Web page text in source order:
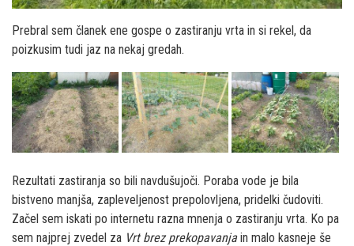
Prebral sem članek ene gospe o zastiranju vrta in si rekel, da
poizkusim tudi jaz na nekaj gredah.
Rezultati zastiranja so bili navdušujoči. Poraba vode je bila
bistveno manjša, zapleveljenost prepolovljena, pridelki čudoviti.
Začel sem iskati po internetu razna mnenja o zastiranju vrta. Ko pa
sem najprej zvedel za Vrt brez prekopavanjain malo kasneje še